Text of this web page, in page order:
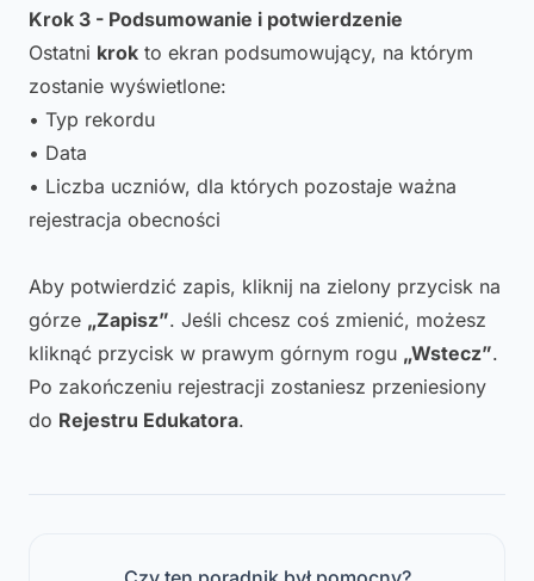
Krok 3 - Podsumowanie i potwierdzenie
Ostatni krok to ekran podsumowujący, na którym
zostanie wyświetlone:
• Typ rekordu
• Data
• Liczba uczniów, dla których pozostaje ważna
rejestracja obecności
Aby potwierdzić zapis, kliknij na zielony przycisk na
górze „Zapisz”. Jeśli chcesz coś zmienić, możesz
kliknąć przycisk w prawym górnym rogu „Wstecz”.
Po zakończeniu rejestracji zostaniesz przeniesiony
do Rejestru Edukatora.